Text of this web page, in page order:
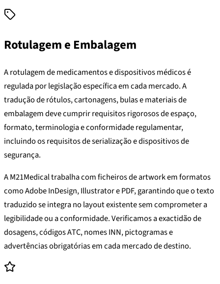
Rotulagem e Embalagem
A rotulagem de medicamentos e dispositivos médicos é
regulada por legislação específica em cada mercado. A
tradução de rótulos, cartonagens, bulas e materiais de
embalagem deve cumprir requisitos rigorosos de espaço,
formato, terminologia e conformidade regulamentar,
incluindo os requisitos de serialização e dispositivos de
segurança.
A M21Medical trabalha com ficheiros de artwork em formatos
como Adobe InDesign, Illustrator e PDF, garantindo que o texto
traduzido se integra no layout existente sem comprometer a
legibilidade ou a conformidade. Verificamos a exactidão de
dosagens, códigos ATC, nomes INN, pictogramas e
advertências obrigatórias em cada mercado de destino.